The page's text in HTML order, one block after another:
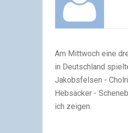
Am Mittwoch eine
in Deutschland
Jakobsfelsen -
Hebsäcker -
ich zeigen.